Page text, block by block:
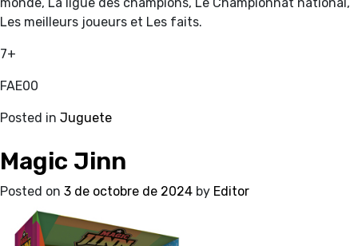
Les meilleurs joueurs et Les faits.
7+
FAE00
Posted in Juguete
Magic Jinn
Posted on 3 de octobre de 2024 by Editor